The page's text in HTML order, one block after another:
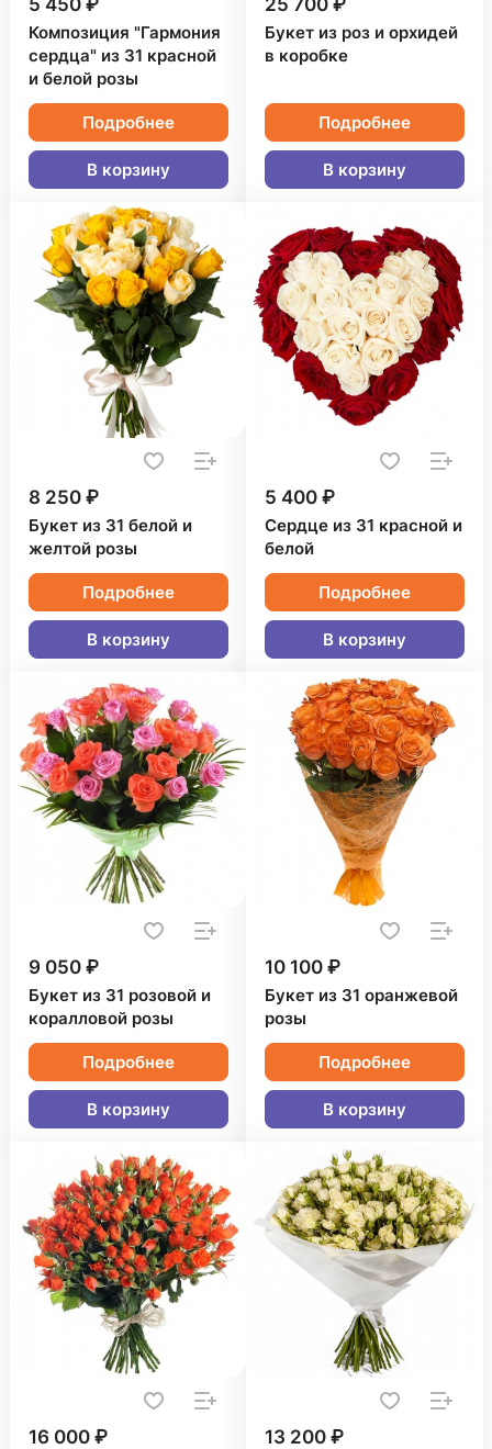
5 450 ₽
Композиция "Гармония
сердца" из 31 красной
и белой розы
Подробнее
В корзину
25 700 ₽
Букет из роз и орхидей
в коробке
Подробнее
В корзину
8 250 ₽
Букет из 31 белой и
желтой розы
Подробнее
В корзину
5 400 ₽
Сердце из 31 красной и
белой
Подробнее
В корзину
9 050 ₽
Букет из 31 розовой и
коралловой розы
Подробнее
В корзину
10 100 ₽
Букет из 31 оранжевой
розы
Подробнее
В корзину
16 000 ₽ 13 200 ₽